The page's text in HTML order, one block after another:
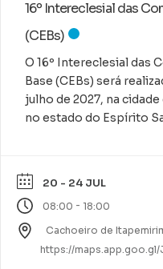
16º Intereclesial das
(CEBs)
O 16º Intereclesial das
Base (CEBs) será
julho de 2027, na
no estado do Espírito
20 - 24 JUL
08:00 - 18:00
Cachoeiro de
https://maps.app.goo.gl/